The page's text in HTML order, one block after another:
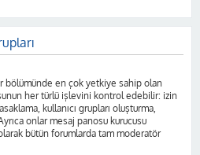
bölümünde en çok yetkiye sahip olan
her türlü işlevini kontrol edebilir: izin
kullanıcı grupları oluşturma,
onlar mesaj panosu kurucusu
bütün forumlarda tam moderatör